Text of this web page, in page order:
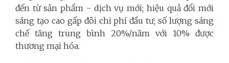
đến từ sản phẩm - dịch vụ mới; hiệu quả đổi mới
sáng tạo cao gấp đôi chi phí đầu tư; số lượng sáng
chế tăng trung bình 20%/năm với 10% được
thương mại hóa.